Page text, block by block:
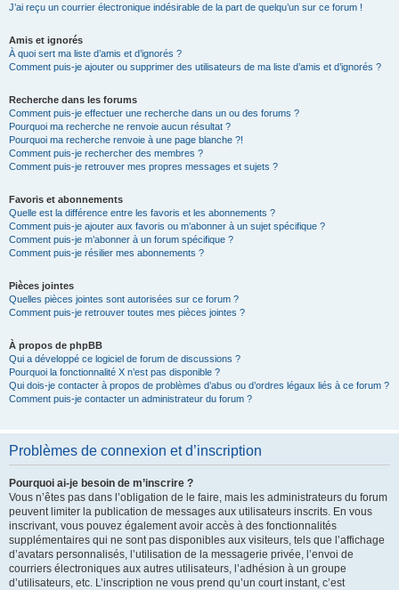
J’ai reçu un courrier électronique indésirable de la part de quelqu’un sur ce forum !
Amis et ignorés
À quoi sert ma liste d’amis et d’ignorés ?
Comment puis-je ajouter ou supprimer des utilisateurs de ma liste d’amis et d’ignorés ?
Recherche dans les forums
Comment puis-je effectuer une recherche dans un ou des forums ?
Pourquoi ma recherche ne renvoie aucun résultat ?
Pourquoi ma recherche renvoie à une page blanche ?!
Comment puis-je rechercher des membres ?
Comment puis-je retrouver mes propres messages et sujets ?
Favoris et abonnements
Quelle est la différence entre les favoris et les abonnements ?
Comment puis-je ajouter aux favoris ou m’abonner à un sujet spécifique ?
Comment puis-je m’abonner à un forum spécifique ?
Comment puis-je résilier mes abonnements ?
Pièces jointes
Quelles pièces jointes sont autorisées sur ce forum ?
Comment puis-je retrouver toutes mes pièces jointes ?
À propos de phpBB
Qui a développé ce logiciel de forum de discussions ?
Pourquoi la fonctionnalité X n’est pas disponible ?
Qui dois-je contacter à propos de problèmes d’abus ou d’ordres légaux liés à ce forum ?
Comment puis-je contacter un administrateur du forum ?
Problèmes de connexion et d’inscription
Pourquoi ai-je besoin de m’inscrire ?
Vous n’êtes pas dans l’obligation de le faire, mais les administrateurs du forum
peuvent limiter la publication de messages aux utilisateurs inscrits. En vous
inscrivant, vous pouvez également avoir accès à des fonctionnalités
supplémentaires qui ne sont pas disponibles aux visiteurs, tels que l’affichage
d’avatars personnalisés, l’utilisation de la messagerie privée, l’envoi de
courriers électroniques aux autres utilisateurs, l’adhésion à un groupe
d’utilisateurs, etc. L’inscription ne vous prend qu’un court instant, c’est